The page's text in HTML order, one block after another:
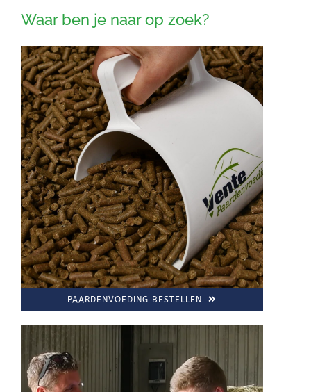
Waar ben je naar op zoek?
PAARDENVOEDING BESTELLEN